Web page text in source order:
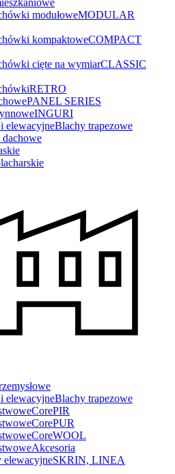
modułoweMODULAR
kompaktoweCOMPACT
cięte na wymiarCLASSIC
RETRO
PANEL SERIES
INGURI
elewacyjneBlachy trapezowe
elewacyjneBlachy trapezowe
CorePIR
CorePUR
CoreWOOL
Akcesoria
elewacyjneSKRIN, LINEA